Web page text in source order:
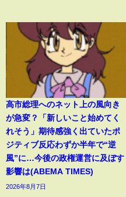
高市総理へのネット上の風向き
が急変？「新しいこと始めてく
れそう」期待感強く出ていたポ
ジティブ反応わずか半年で“逆
風”に…今後の政権運営に及ぼす
影響は(ABEMA TIMES)
2026年8月7日